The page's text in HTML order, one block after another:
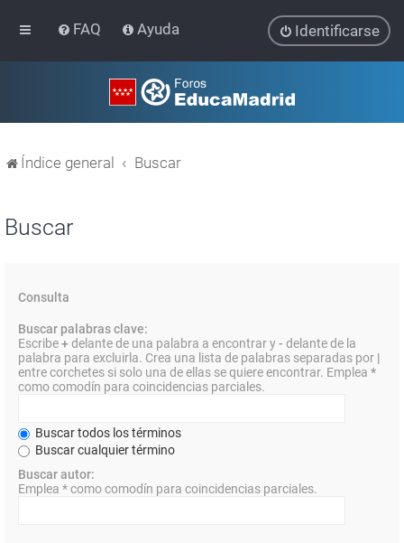
FAQ Ayuda Identificarse
Índice general Buscar
Buscar
Consulta
Buscar palabras clave:
Escribe+delante de una palabra a encontrar y- delante de la
palabra para excluirla. Crea una lista de palabras separadas por |
entre corchetes si solo una de ellas se quiere encontrar. Emplea *
como comodín para coincidencias parciales.
Buscar todos los términos
Buscar cualquier término
Buscar autor:
Emplea * como comodín para coincidencias parciales.